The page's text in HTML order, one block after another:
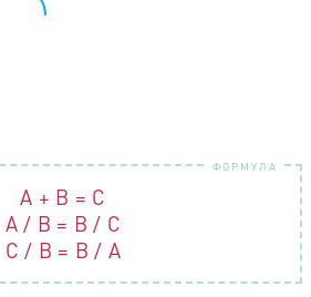
A + B = C
A / B = B / C
C / B = B / A